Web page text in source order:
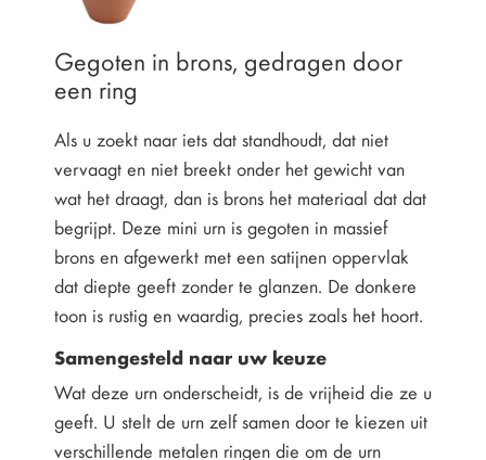
Gegoten in brons, gedragen door
een ring
Als u zoekt naar iets dat standhoudt, dat niet
vervaagt en niet breekt onder het gewicht van
wat het draagt, dan is brons het materiaal dat dat
begrijpt. Deze mini urn is gegoten in massief
brons en afgewerkt met een satijnen oppervlak
dat diepte geeft zonder te glanzen. De donkere
toon is rustig en waardig, precies zoals het hoort.
Samengesteld naar uw keuze
Wat deze urn onderscheidt, is de vrijheid die ze u
geeft. U stelt de urn zelf samen door te kiezen uit
verschillende metalen ringen die om de urn